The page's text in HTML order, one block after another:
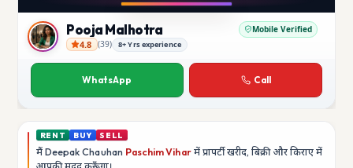
Pooja Malhotra
Pooja Malhotra Mobile Verified
4.8 (39) 8+ Yrs experience
WhatsApp Call
RENT BUY SELL
मैं Deepak Chauhan Paschim Viharमें प्रापर्टी खरीद, बिक्री और किराए में